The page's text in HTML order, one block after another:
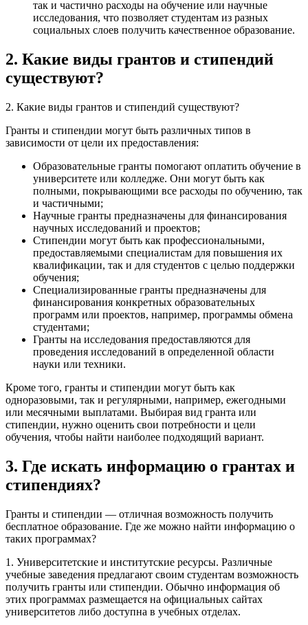
так и частично расходы на обучение или научные
исследования, что позволяет студентам из разных
социальных слоев получить качественное образование.
2. Какие виды грантов и стипендий
существуют?
2. Какие виды грантов и стипендий существуют?
Гранты и стипендии могут быть различных типов в
зависимости от цели их предоставления:
Образовательные гранты помогают оплатить обучение в
университете или колледже. Они могут быть как
полными, покрывающими все расходы по обучению, так
и частичными;
Научные гранты предназначены для финансирования
научных исследований и проектов;
Стипендии могут быть как профессиональными,
предоставляемыми специалистам для повышения их
квалификации, так и для студентов с целью поддержки
обучения;
Специализированные гранты предназначены для
финансирования конкретных образовательных
программ или проектов, например, программы обмена
студентами;
Гранты на исследования предоставляются для
проведения исследований в определенной области
науки или техники.
Кроме того, гранты и стипендии могут быть как
одноразовыми, так и регулярными, например, ежегодными
или месячными выплатами. Выбирая вид гранта или
стипендии, нужно оценить свои потребности и цели
обучения, чтобы найти наиболее подходящий вариант.
3. Где искать информацию о грантах и
стипендиях?
Гранты и стипендии — отличная возможность получить
бесплатное образование. Где же можно найти информацию о
таких программах?
1. Университетские и институтские ресурсы. Различные
учебные заведения предлагают своим студентам возможность
получить гранты или стипендии. Обычно информация об
этих программах размещается на официальных сайтах
университетов либо доступна в учебных отделах.